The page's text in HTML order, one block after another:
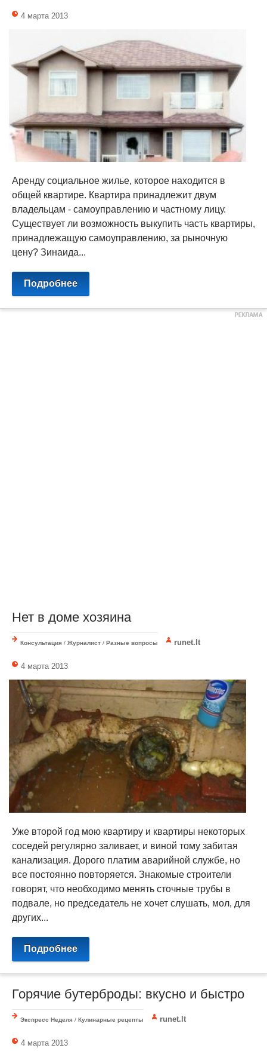
4 марта 2013
Аренду социальное жилье, которое находится в
общей квартире. Квартира принадлежит двум
владельцам - самоуправлению и частному лицу.
Существует ли возможность выкупить часть квартиры,
принадлежащую самоуправлению, за рыночную
цену? Зинаида...
Подробнее
Нет в доме хозяина
Консультация / Журналист / Разные вопросы runet.lt
4 марта 2013
Уже второй год мою квартиру и квартиры некоторых
соседей регулярно заливает, и виной тому забитая
канализация. Дорого платим аварийной службе, но
все постоянно повторяется. Знакомые строители
говорят, что необходимо менять сточные трубы в
подвале, но председатель не хочет слушать, мол, для
других...
Подробнее
Горячие бутерброды: вкусно и быстро
Экспресс Неделя / Кулинарные рецепты runet.lt
4 марта 2013